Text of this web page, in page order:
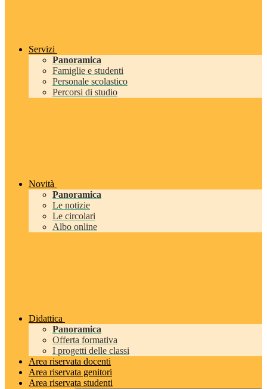
Servizi
Panoramica
Famiglie e studenti
Personale scolastico
Percorsi di studio
Novità
Panoramica
Le notizie
Le circolari
Albo online
Didattica
Panoramica
Offerta formativa
I progetti delle classi
Area riservata docenti
Area riservata genitori
Area riservata studenti